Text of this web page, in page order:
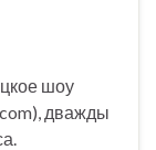
шоу
дважды